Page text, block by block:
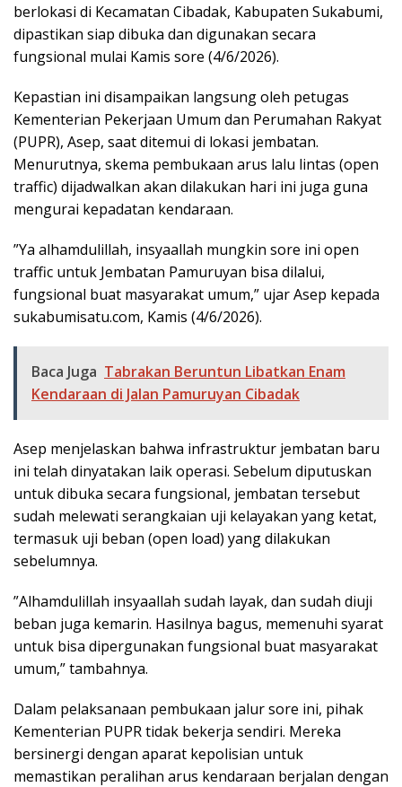
berlokasi di Kecamatan Cibadak, Kabupaten Sukabumi,
dipastikan siap dibuka dan digunakan secara
fungsional mulai Kamis sore (4/6/2026).
​Kepastian ini disampaikan langsung oleh petugas
Kementerian Pekerjaan Umum dan Perumahan Rakyat
(PUPR), Asep, saat ditemui di lokasi jembatan.
Menurutnya, skema pembukaan arus lalu lintas (open
traffic) dijadwalkan akan dilakukan hari ini juga guna
mengurai kepadatan kendaraan.
​”Ya alhamdulillah, insyaallah mungkin sore ini open
traffic untuk Jembatan Pamuruyan bisa dilalui,
fungsional buat masyarakat umum,” ujar Asep kepada
sukabumisatu.com, Kamis (4/6/2026).
Baca Juga Tabrakan Beruntun Libatkan Enam
Kendaraan di Jalan Pamuruyan Cibadak
​Asep menjelaskan bahwa infrastruktur jembatan baru
ini telah dinyatakan laik operasi. Sebelum diputuskan
untuk dibuka secara fungsional, jembatan tersebut
sudah melewati serangkaian uji kelayakan yang ketat,
termasuk uji beban (open load) yang dilakukan
sebelumnya.
​”Alhamdulillah insyaallah sudah layak, dan sudah diuji
beban juga kemarin. Hasilnya bagus, memenuhi syarat
untuk bisa dipergunakan fungsional buat masyarakat
umum,” tambahnya.
​Dalam pelaksanaan pembukaan jalur sore ini, pihak
Kementerian PUPR tidak bekerja sendiri. Mereka
bersinergi dengan aparat kepolisian untuk
memastikan peralihan arus kendaraan berjalan dengan